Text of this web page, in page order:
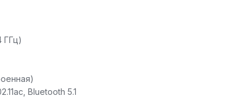
ГГц)
Bluetooth 5.1